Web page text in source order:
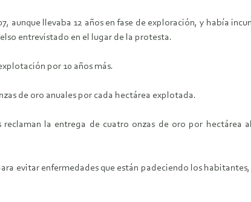
aunque llevaba 12 años en fase de exploración, y había
entrevistado en el lugar de la protesta.
por 10 años más.
de oro anuales por cada hectárea explotada.
la entrega de cuatro onzas de oro por hectárea
evitar enfermedades que están padeciendo los